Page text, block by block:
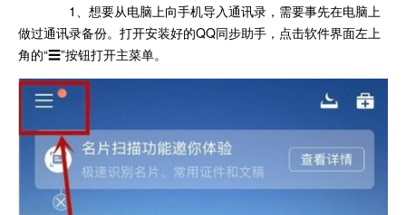
1、想要从电脑上向手机导入通讯录，需要事先在电脑上
做过通讯录备份。打开安装好的QQ同步助手，点击软件界面左上
角的“☰”按钮打开主菜单。